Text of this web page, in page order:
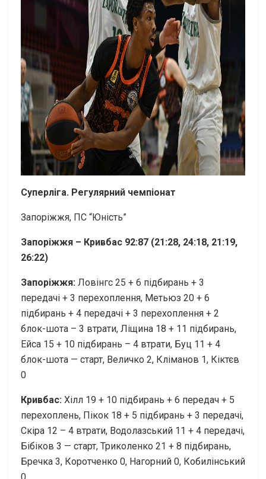
Суперліга. Регулярний чемпіонат
Запоріжжя, ПС “Юність”
Запоріжжя – Кривбас 92:87 (21:28, 24:18, 21:19,
26:22)
Запоріжжя: Ловінгс 25 + 6 підбирань + 3
передачі + 3 перехоплення, Метьюз 20 + 6
підбирань + 4 передачі + 3 перехоплення + 2
блок-шота – 3 втрати, Ліщина 18 + 11 підбирань,
Ейса 15 + 10 підбирань – 4 втрати, Буц 11 + 4
блок-шота — старт, Величко 2, Кліманов 1, Кіктєв
0
Кривбас: Хілл 19 + 10 підбирань + 6 передач + 5
перехоплень, Пікок 18 + 5 підбирань + 3 передачі,
Скіра 12 – 4 втрати, Водолазський 11 + 4 передачі,
Бібіков 3 — старт, Триколенко 21 + 8 підбирань,
Бречка 3, Коротченко 0, Нагорний 0, Кобилінський